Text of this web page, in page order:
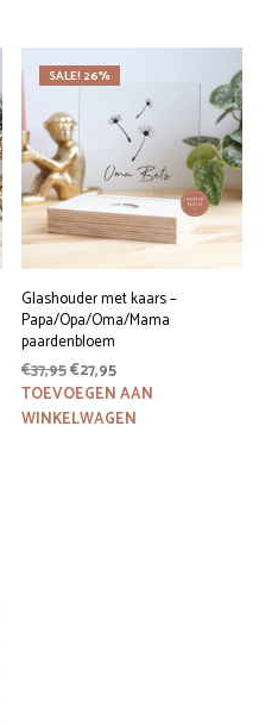
variaties.
Deze
optie
kan
gekozen
worden
op
de
SALE! 26%
Glashouder met kaars –
Papa/Opa/Oma/Mama
paardenbloem
€37,95Oorspronkelijke
prijs
was:
€27,95Huidige
prijs
is:
TOEVOEGEN AAN
WINKELWAGEN